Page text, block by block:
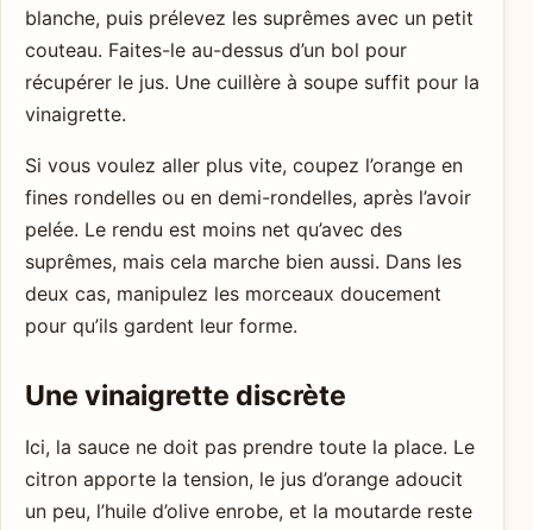
blanche, puis prélevez les suprêmes avec un petit
couteau. Faites-le au-dessus d’un bol pour
récupérer le jus. Une cuillère à soupe suffit pour la
vinaigrette.
Si vous voulez aller plus vite, coupez l’orange en
fines rondelles ou en demi-rondelles, après l’avoir
pelée. Le rendu est moins net qu’avec des
suprêmes, mais cela marche bien aussi. Dans les
deux cas, manipulez les morceaux doucement
pour qu’ils gardent leur forme.
Une vinaigrette discrète
Ici, la sauce ne doit pas prendre toute la place. Le
citron apporte la tension, le jus d’orange adoucit
un peu, l’huile d’olive enrobe, et la moutarde reste